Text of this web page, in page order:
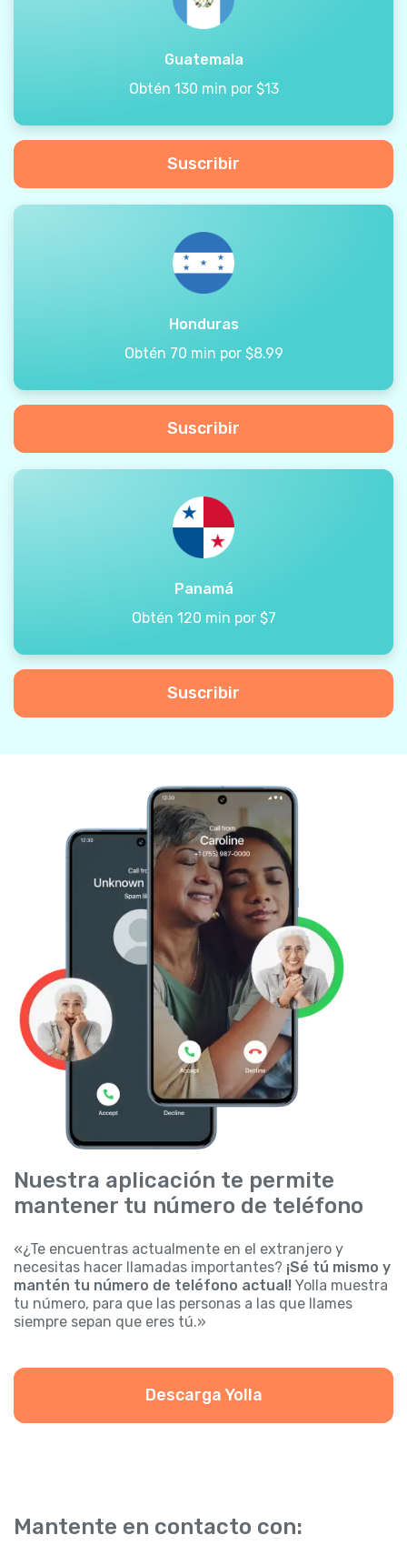
Guatemala
Obtén 130 min por $13
Suscribir
Honduras
Obtén 70 min por $8.99
Suscribir
Panamá
Obtén 120 min por $7
Suscribir
Nuestra aplicación te permite
mantener tu número de teléfono
«¿Te encuentras actualmente en el extranjero y
necesitas hacer llamadas importantes? ¡Sé tú mismo y
mantén tu número de teléfono actual! Yolla muestra
tu número, para que las personas a las que llames
siempre sepan que eres tú.»
Descarga Yolla
Mantente en contacto con: